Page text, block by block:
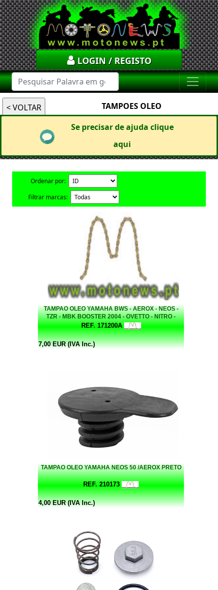
LOGIN / REGISTO
TAMPOES OLEO
Se precisar de ajuda clique
aqui
Ordenar por:
Filtrar marcas:
TAMPAO OLEO YAMAHA BWS - AEROX - NEOS -
TZR - MBK BOOSTER 2004 - OVETTO - NITRO -
STUNT
REF. 171200A
7,00 EUR (IVA Inc.)
TAMPAO OLEO YAMAHA NEOS 50 /AEROX PRETO
REF. 210173
4,00 EUR (IVA Inc.)